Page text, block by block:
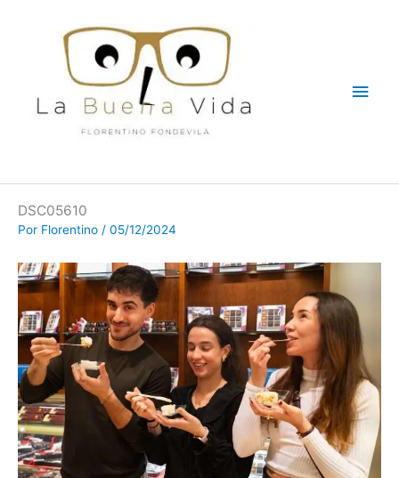
DSC05610
Por Florentino / 05/12/2024